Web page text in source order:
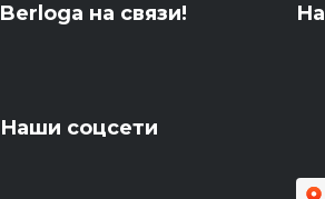
Berloga на связи!
Наши соцсети